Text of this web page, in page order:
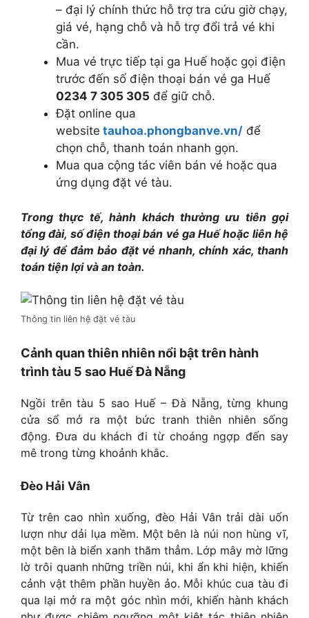
– đại lý chính thức hỗ trợ tra cứu giờ chạy,
giá vé, hạng chỗ và hỗ trợ đổi trả vé khi
cần.
Mua vé trực tiếp tại ga Huế hoặc gọi điện
trước đến số điện thoại bán vé ga Huế
0234 7 305 305 để giữ chỗ.
Đặt online qua
website tauhoa.phongbanve.vn/ để
chọn chỗ, thanh toán nhanh gọn.
Mua qua cộng tác viên bán vé hoặc qua
ứng dụng đặt vé tàu.
Trong thực tế, hành khách thường ưu tiên gọi
tổng đài, số điện thoại bán vé ga Huế hoặc liên hệ
đại lý để đảm bảo đặt vé nhanh, chính xác, thanh
toán tiện lợi và an toàn.
Thông tin liên hệ đặt vé tàu
Cảnh quan thiên nhiên nổi bật trên hành
trình tàu 5 sao Huế Đà Nẵng
Ngồi trên tàu 5 sao Huế – Đà Nẵng, từng khung
cửa sổ mở ra một bức tranh thiên nhiên sống
động. Đưa du khách đi từ choáng ngợp đến say
mê trong từng khoảnh khắc.
Đèo Hải Vân
Từ trên cao nhìn xuống, đèo Hải Vân trải dài uốn
lượn như dải lụa mềm. Một bên là núi non hùng vĩ,
một bên là biển xanh thăm thẳm. Lớp mây mờ lững
lờ trôi quanh những triền núi, khi ẩn khi hiện, khiến
cảnh vật thêm phần huyền ảo. Mỗi khúc cua tàu đi
qua lại mở ra một góc nhìn mới, khiến hành khách